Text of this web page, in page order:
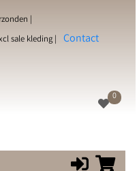
|
sale kleding | Contact
0